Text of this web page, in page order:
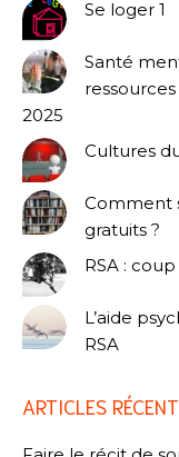
Se loger 1
Santé
2025
Cultures
Comment
gratuits ?
RSA : coup
L’aide
RSA
ARTICLES